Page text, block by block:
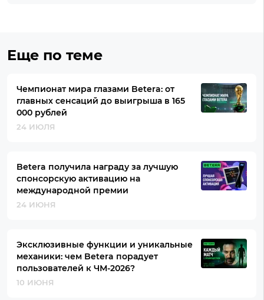
Еще по теме
Чемпионат мира глазами Betera: от
главных сенсаций до выигрыша в 165
000 рублей
24 ИЮЛЯ
Betera получила награду за лучшую
спонсорскую активацию на
международной премии
24 ИЮНЯ
Эксклюзивные функции и уникальные
механики: чем Betera порадует
пользователей к ЧМ-2026?
10 ИЮНЯ